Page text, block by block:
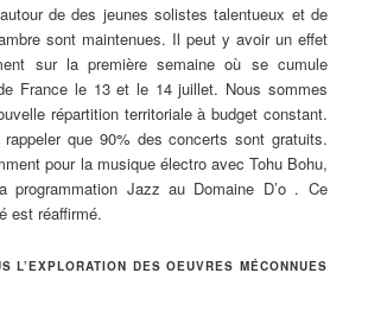
de des jeunes solistes talentueux et de
sont maintenues. Il peut y avoir un effet
sur la première semaine où se cumule
France le 13 et le 14 juillet. Nous sommes
répartition territoriale à budget constant.
que 90% des concerts sont gratuits.
pour la musique électro avec Tohu Bohu,
programmation Jazz au Domaine D’o . Ce
est réaffirmé.
L’EXPLORATION DES OEUVRES MÉCONNUES